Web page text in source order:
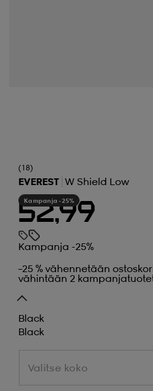
(18)
EVEREST W Shield Low
Kampanja -25%
52,99
Kampanja -25%
–25 % vähennetään
vähintään 2
Black
Black
Valitse koko
Valitse koko